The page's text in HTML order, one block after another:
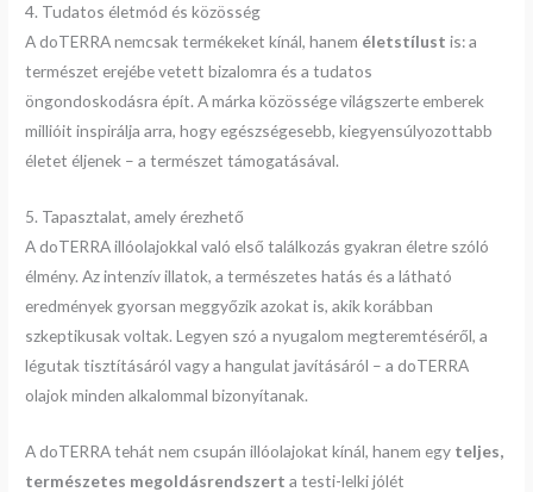
4. Tudatos életmód és közösség
A doTERRA nemcsak termékeket kínál, hanem életstílust is: a
természet erejébe vetett bizalomra és a tudatos
öngondoskodásra épít. A márka közössége világszerte emberek
millióit inspirálja arra, hogy egészségesebb, kiegyensúlyozottabb
életet éljenek – a természet támogatásával.
5. Tapasztalat, amely érezhető
A doTERRA illóolajokkal való első találkozás gyakran életre szóló
élmény. Az intenzív illatok, a természetes hatás és a látható
eredmények gyorsan meggyőzik azokat is, akik korábban
szkeptikusak voltak. Legyen szó a nyugalom megteremtéséről, a
légutak tisztításáról vagy a hangulat javításáról – a doTERRA
olajok minden alkalommal bizonyítanak.
A doTERRA tehát nem csupán illóolajokat kínál, hanem egy teljes,
természetes megoldásrendszert a testi-lelki jólét